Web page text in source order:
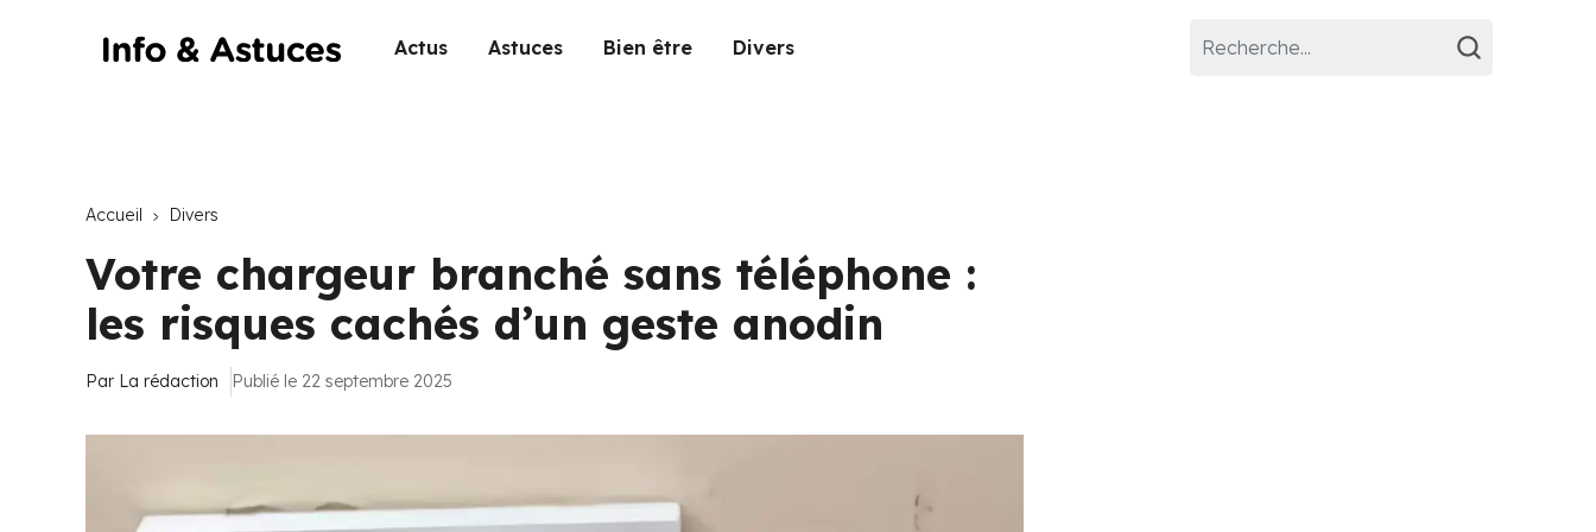
Actus Astuces Bien être Divers
Accueil Divers
Votre chargeur branché sans téléphone :
les risques cachés d’un geste anodin
Par La rédaction Publié le 22 septembre 2025